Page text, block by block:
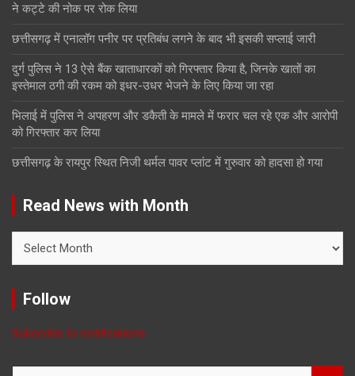
ने कट्टे की नोक पर रोक लिया
छत्तीसगढ़ में एनालॉग पनीर पर प्रतिबंध लगने के बाद भी इसकी सप्लाई जारी
दुर्ग पुलिस ने 13 ऐसे बैंक खाताधारकों को गिरफ्तार किया है, जिनके खातों का
इस्तेमाल ठगी की रकम को इधर-उधर भेजने के लिए किया जा रहा
भिलाई में पुलिस ने अपहरण और डकैती के मामले में फरार चल रहे एक और आरोपी
को गिरफ्तार कर लिया
छत्तीसगढ़ के रायपुर स्थित निजी थर्मल पावर प्लांट में गुरुवार को हादसा हो गया
Read News with Month
News
Month
Follow
Subscribe to notifications